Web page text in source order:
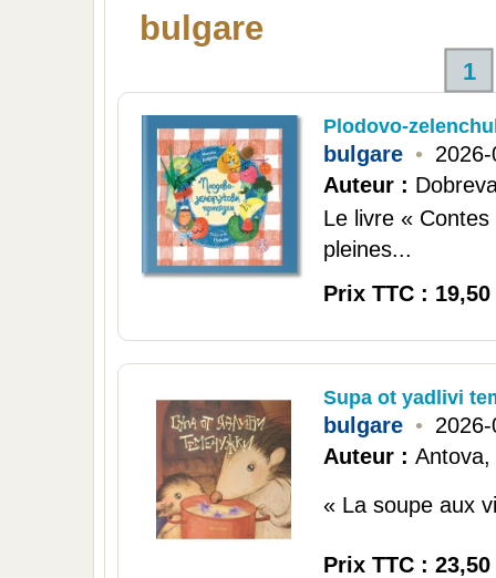
bulgare
1
Plodovo-
bulgare •
Auteur :
Le livre «
pleines...
Prix TTC : 19,50
Supa ot yadlivi
bulgare •
Auteur : Antova,
« La soupe aux
Prix TTC : 23,50